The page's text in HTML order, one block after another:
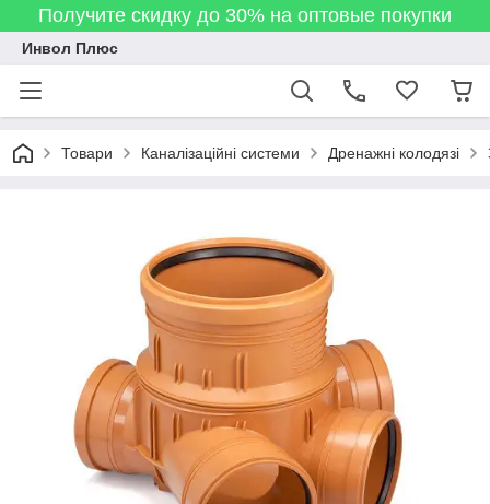
Получите скидку до 30% на оптовые покупки
Инвол Плюс
Товари Каналізаційні системи Дренажні колодязі